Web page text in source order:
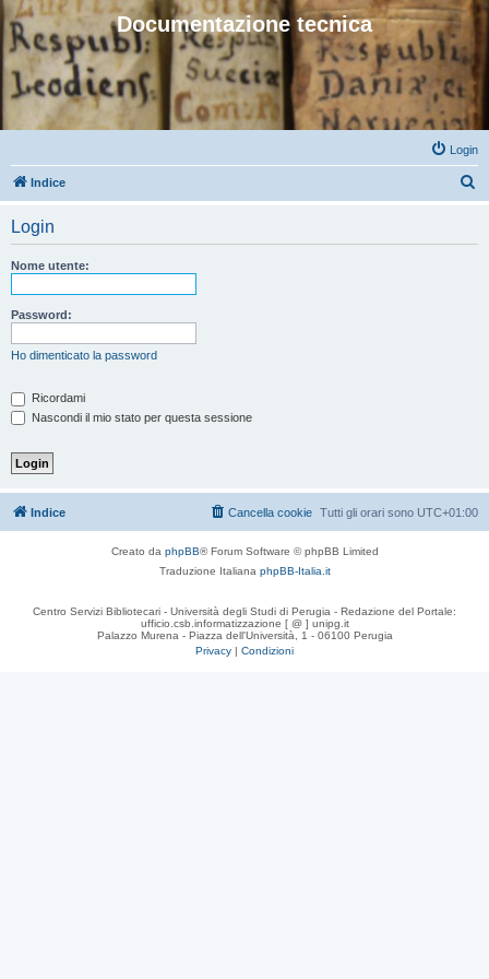
Documentazione tecnica
Login
Indice
Login
Nome utente:
Password:
Ho dimenticato la password
Ricordami
Nascondi il mio stato per questa sessione
Indice Tutti gli orari sono UTC+01:00
Cancella cookie
Creato da phpBB® Forum Software © phpBB Limited
Traduzione Italiana phpBB-Italia.it
Centro Servizi Bibliotecari - Università degli Studi di Perugia - Redazione del Portale:
ufficio.csb.informatizzazione [ @ ] unipg.it
Palazzo Murena - Piazza dell'Università, 1 - 06100 Perugia
Privacy | Condizioni